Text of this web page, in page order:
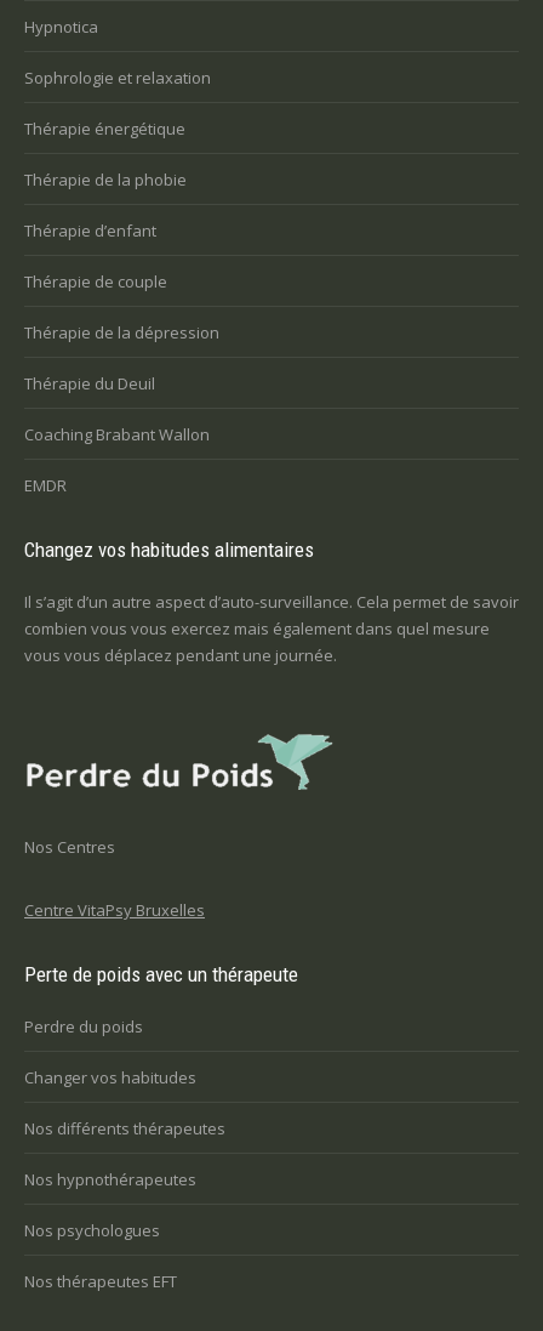
Hypnotica
Sophrologie et relaxation
Thérapie énergétique
Thérapie de la phobie
Thérapie d’enfant
Thérapie de couple
Thérapie de la dépression
Thérapie du Deuil
Coaching Brabant Wallon
EMDR
Changez vos habitudes alimentaires
Il s’agit d’un autre aspect d’auto-surveillance. Cela permet de savoir
combien vous vous exercez mais également dans quel mesure
vous vous déplacez pendant une journée.
Nos Centres
Centre VitaPsy Bruxelles
Perte de poids avec un thérapeute
Perdre du poids
Changer vos habitudes
Nos différents thérapeutes
Nos hypnothérapeutes
Nos psychologues
Nos thérapeutes EFT